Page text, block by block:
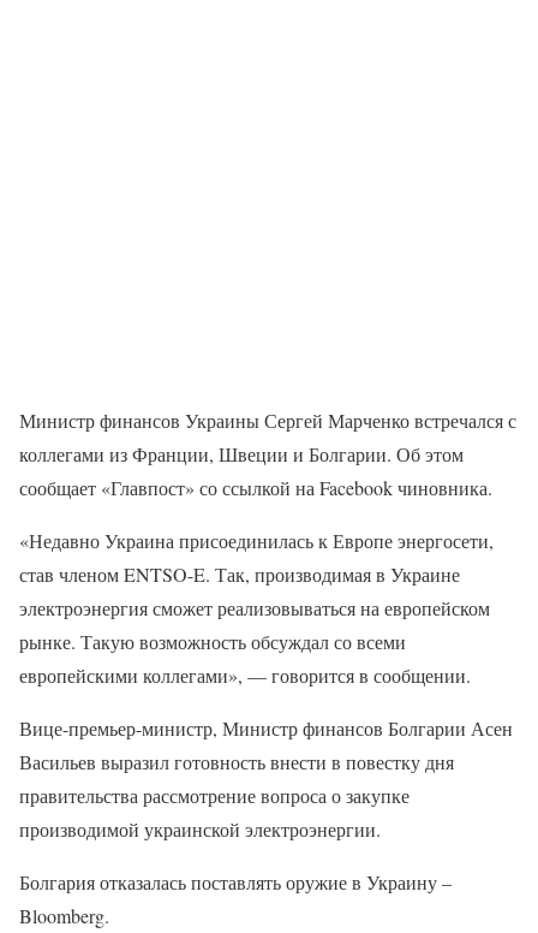
Министр финансов Украины Сергей Марченко встречался с
коллегами из Франции, Швеции и Болгарии. Об этом
сообщает «Главпост» со ссылкой на Facebook чиновника.
«Недавно Украина присоединилась к Европе энергосети,
став членом ENTSO-E. Так, производимая в Украине
электроэнергия сможет реализовываться на европейском
рынке. Такую возможность обсуждал со всеми
европейскими коллегами», — говорится в сообщении.
Вице-премьер-министр, Министр финансов Болгарии Асен
Васильев выразил готовность внести в повестку дня
правительства рассмотрение вопроса о закупке
производимой украинской электроэнергии.
Болгария отказалась поставлять оружие в Украину –
Bloomberg.